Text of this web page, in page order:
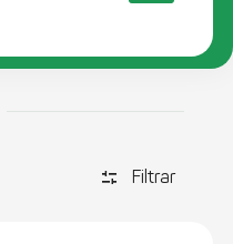
discover_tune Filtrar